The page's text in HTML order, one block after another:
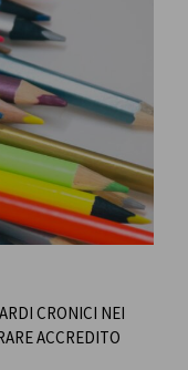
CRONICI NEI
ACCREDITO